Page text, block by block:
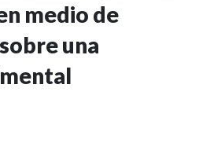
medio de
una